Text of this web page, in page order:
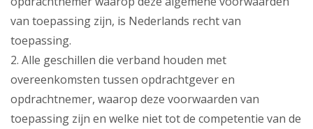
van toepassing zijn, is Nederlands recht van
toepassing.
2. Alle geschillen die verband houden met
overeenkomsten tussen opdrachtgever en
opdrachtnemer, waarop deze voorwaarden van
toepassing zijn en welke niet tot de competentie van de